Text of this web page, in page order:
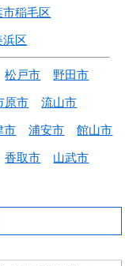
市稲毛区
浜区
松戸市 野田市
原市 流山市
市 浦安市 館山市
香取市 山武市